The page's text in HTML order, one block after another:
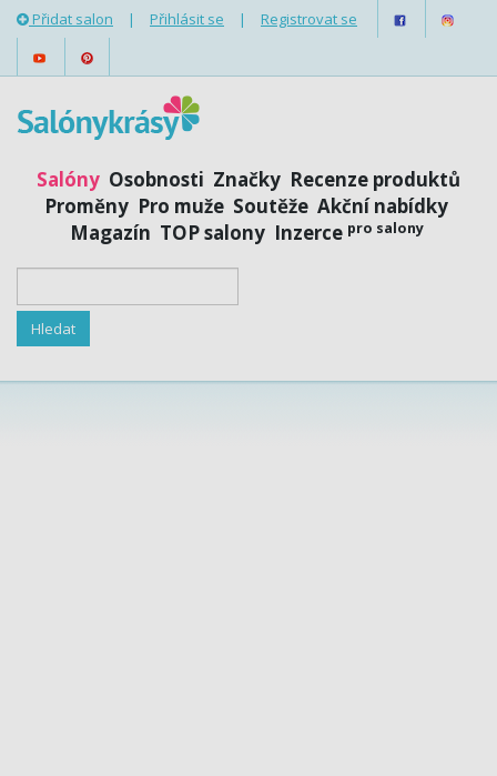
Přidat salon | Přihlásit se | Registrovat se
Salóny Osobnosti Značky Recenze produktů
Proměny Pro muže Soutěže Akční nabídky
Magazín TOP salony Inzerce pro salony